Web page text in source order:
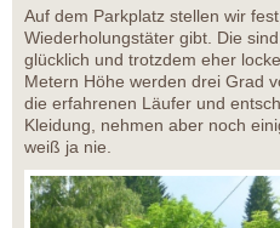
Auf dem Parkplatz stellen wir
Wiederholungstäter gibt. Die
glücklich und trotzdem eher
Metern Höhe werden drei Grad
die erfahrenen Läufer und
Kleidung, nehmen aber noch
weiß ja nie.